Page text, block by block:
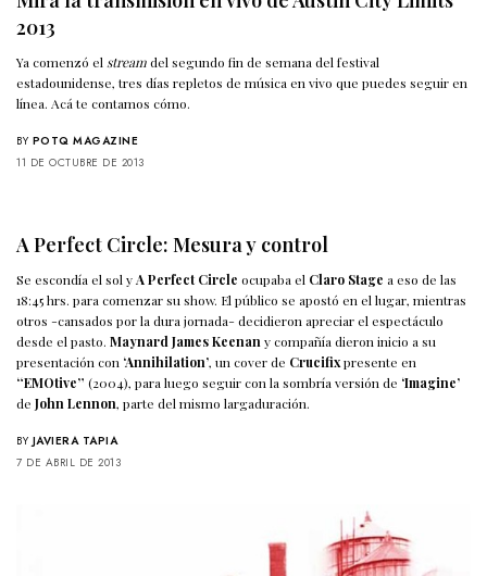
2013
Ya comenzó elstreamdel segundo fin de semana del festival
estadounidense, tres días repletos de música en vivo que puedes seguir en
línea. Acá te contamos cómo.
BY POTQ MAGAZINE
11 DE OCTUBRE DE 2013
A Perfect Circle: Mesura y control
Se escondía el sol yA Perfect Circle ocupaba el Claro Stage a eso de las
18:45 hrs. para comenzar su show. El público se apostó en el lugar, mientras
otros -cansados por la dura jornada- decidieron apreciar el espectáculo
desde el pasto.Maynard James Keenany compañía dieron inicio a su
presentación con ‘Annihilation’, un cover de Crucifixpresente en
“EMOtive” (2004), para luego seguir con la sombría versión de ‘Imagine’
deJohn Lennon, parte del mismo largaduración.
BY JAVIERA TAPIA
7 DE ABRIL DE 2013